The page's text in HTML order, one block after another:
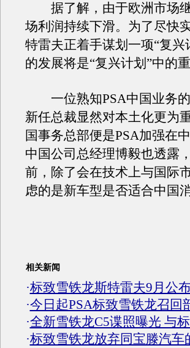
据了解，由于欧洲市场继
场利润持续下滑。为了尽快
特雷夫正着手谋划一项“复
的发展将是“复兴计划”中的重
一位熟知PSA中国业务的
新任总裁显然对本土化更为
国事务总部便是PSA加强在
中国公司总经理博毅也透露
前，除了会在技术上与国际
虑的是新车型是否适合中国
相关新闻
·标致雪铁龙斯特雷夫9月公
·今日起PSA标致雪铁龙召回
·全新雪铁龙C5谍照曝光 与
·标致雪铁龙放弃同宝滕汽车